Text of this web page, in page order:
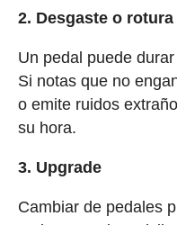
2. Desgaste o rotura
Un pedal puede
Si notas que no
o emite ruidos
su hora.
3. Upgrade
Cambiar de pedales